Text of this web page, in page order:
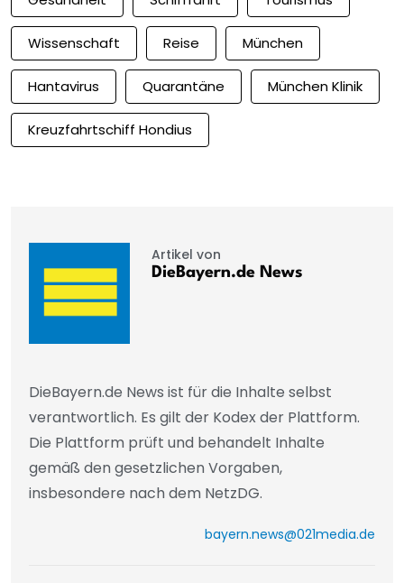
Wissenschaft Reise München
Hantavirus Quarantäne München Klinik
Kreuzfahrtschiff Hondius
Artikel von
DieBayern.de News
DieBayern.de News ist für die Inhalte selbst
verantwortlich. Es gilt der Kodex der Plattform.
Die Plattform prüft und behandelt Inhalte
gemäß den gesetzlichen Vorgaben,
insbesondere nach dem NetzDG.
bayern.news@021media.de